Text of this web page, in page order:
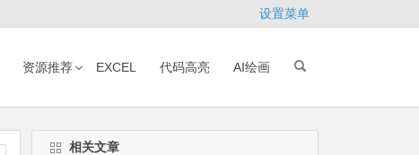
设置菜单
资源推荐 EXCEL 代码高亮 AI绘画
相关文章